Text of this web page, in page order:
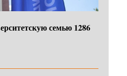
семью 1286